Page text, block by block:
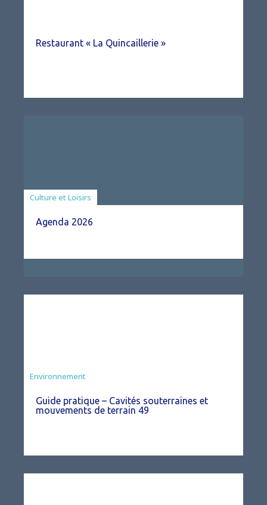
Restaurant « La Quincaillerie »
Associations
Culture et Loisirs
Agenda 2026
Environnement
Guide pratique – Cavités souterraines et
mouvements de terrain 49